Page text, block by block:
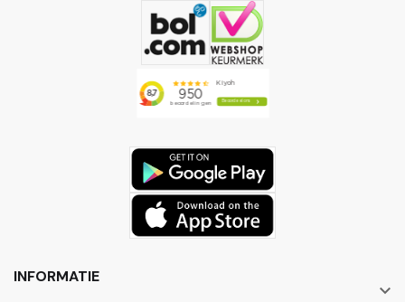
INFORMATIE
